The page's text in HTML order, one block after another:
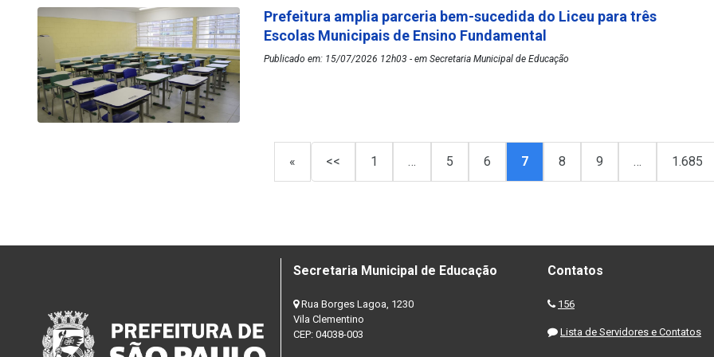
Prefeitura amplia parceria bem-sucedida do Liceu para três
Escolas Municipais de Ensino Fundamental
Publicado em: 15/07/2026 12h03 - em Secretaria Municipal de Educação
« << 1 … 5 6 7 8 9 … 1.685
Secretaria Municipal de Educação
Rua Borges Lagoa, 1230
Vila Clementino
CEP: 04038-003
Contatos
156
Lista de Servidores e Contatos